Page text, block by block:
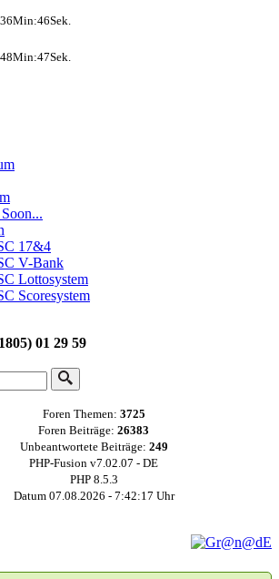
17&4
V-Bank
Lottosystem
Scoresystem
01 29 59
Foren Themen: 3725
Foren Beiträge: 26383
Unbeantwortete Beiträge: 249
PHP-Fusion v7.02.07 - DE
PHP 8.5.3
Datum 07.08.2026 - 7:42:17 Uhr